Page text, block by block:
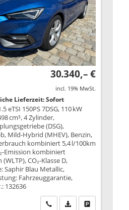
30.340,– €
incl. 19% MwSt.
Lieferzeit: Sofort
eTSI 150PS 7DSG, 110 kW
cm³, 4 Zylinder,
(DSG),
Mild-Hybrid (MHEV), Benzin,
kombiniert 5,4 l/100km
Emission kombiniert
CO₂-Klasse D,
Saphir Blau Metallic,
Fahrzeuggarantie,
132636
Wir rufen Sie an
PDF-Datei,Drucken,